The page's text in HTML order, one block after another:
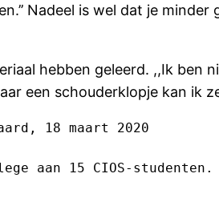
Nadeel is wel dat je
hebben geleerd. ,,Ik ben
een schouderklopje kan ik ze
18 maart 2020
aan 15 CIOS-